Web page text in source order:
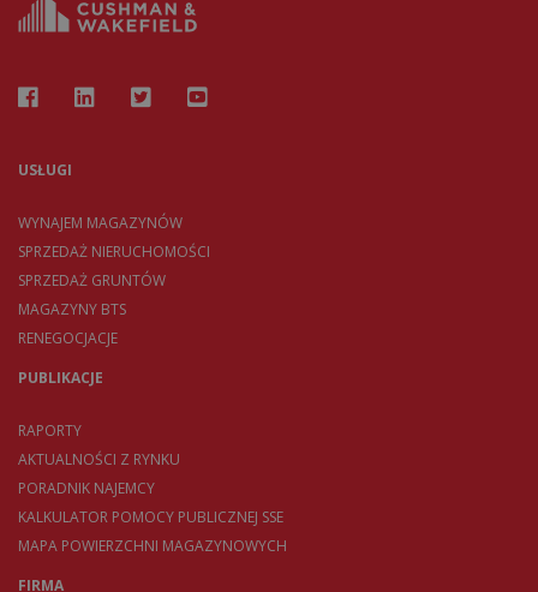
USŁUGI
WYNAJEM MAGAZYNÓW
SPRZEDAŻ NIERUCHOMOŚCI
SPRZEDAŻ GRUNTÓW
MAGAZYNY BTS
RENEGOCJACJE
PUBLIKACJE
RAPORTY
AKTUALNOŚCI Z RYNKU
PORADNIK NAJEMCY
KALKULATOR POMOCY PUBLICZNEJ SSE
MAPA POWIERZCHNI MAGAZYNOWYCH
FIRMA